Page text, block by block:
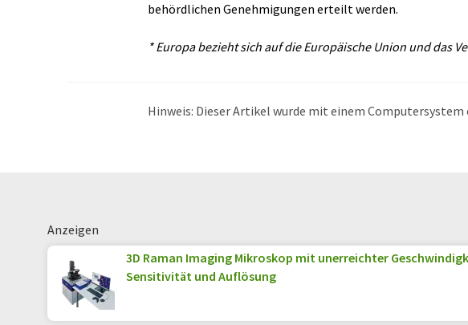
behördlichen Genehmigungen erteilt werden.
* Europa bezieht sich auf die Europäische Union und das
Hinweis: Dieser Artikel wurde mit einem
Anzeigen
3D Raman Imaging Mikroskop mit unerreichter
Sensitivität und Auflösung